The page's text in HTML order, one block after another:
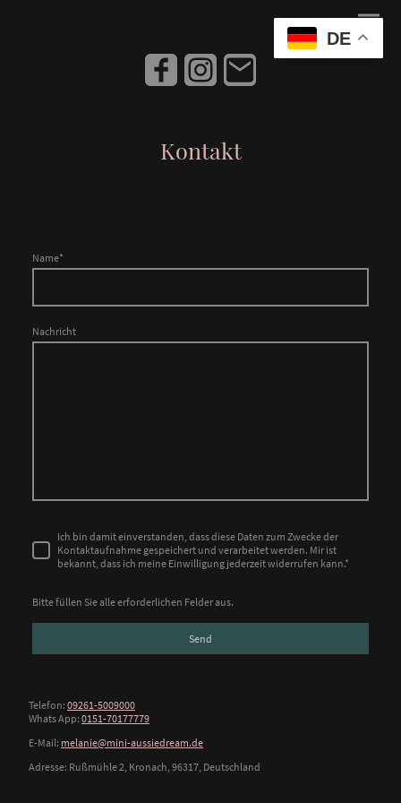
Kontakt
Name*
Nachricht
Ich bin damit einverstanden, dass diese Daten zum Zwecke der
Kontaktaufnahme gespeichert und verarbeitet werden. Mir ist
bekannt, dass ich meine Einwilligung jederzeit widerrufen kann.*
Bitte füllen Sie alle erforderlichen Felder aus.
Send
Telefon: 09261-5009000
Whats App: 0151-70177779
E-Mail: melanie@mini-aussiedream.de
Adresse: Rußmühle 2, Kronach, 96317, Deutschland
DE